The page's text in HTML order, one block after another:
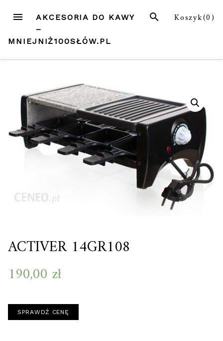
treści
MENU Koszyk(0)
SZUKAJ
AKCESORIA DO KAWY
–
MNIEJNIŻ100SŁÓW.PL
ACTIVER 14GR108
190,00 zł
SPRAWDŹ CENĘ